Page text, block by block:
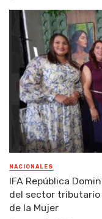
NACIONALES
IFA República
del sector tributario
de la Mujer